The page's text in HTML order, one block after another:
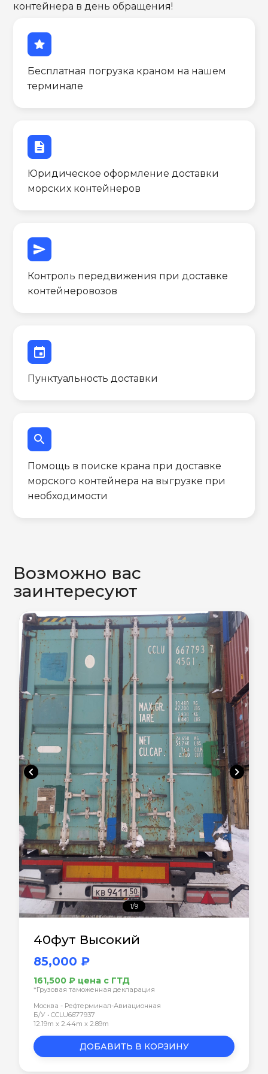
контейнера в день обращения!
star
Бесплатная погрузка краном на нашем
терминале
description
Юридическое оформление доставки
морских контейнеров
send
Контроль передвижения при доставке
контейнеровозов
event
Пунктуальность доставки
search
Помощь в поиске крана при доставке
морского контейнера на выгрузке при
необходимости
Возможно вас
заинтересуют
chevron_left chevron_right
1/9
40фут Высокий
85,000 ₽
161,500 ₽ цена с ГТД
*Грузовая таможенная декларация
Москва - Рефтерминал-Авиационная
Б/У • CCLU6677937
12.19m x 2.44m x 2.89m
ДОБАВИТЬ В КОРЗИНУ